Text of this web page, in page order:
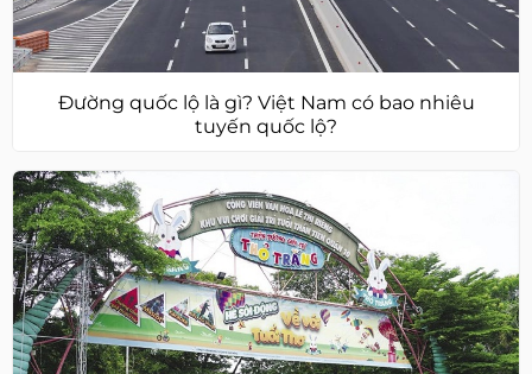
Đường quốc lộ là gì? Việt Nam có bao nhiêu
tuyến quốc lộ?